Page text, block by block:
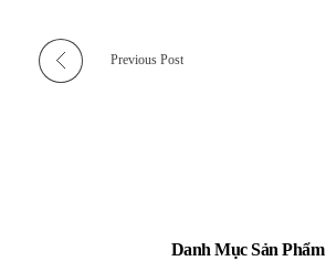
Previous Post
Danh Mục Sản Phẩm